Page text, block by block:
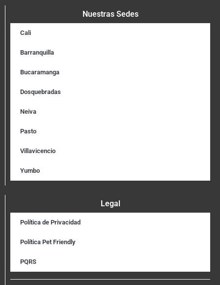
Nuestras Sedes
Cali
Barranquilla
Bucaramanga
Dosquebradas
Neiva
Pasto
Villavicencio
Yumbo
Legal
Política de Privacidad
Política Pet Friendly
PQRS